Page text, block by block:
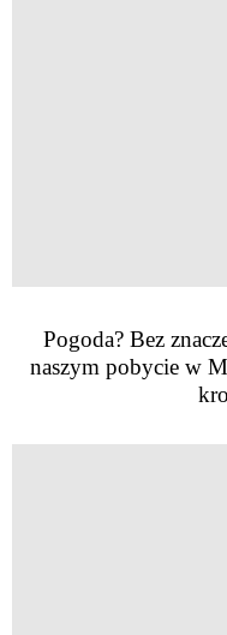
Pogoda? Bez
naszym pobycie w